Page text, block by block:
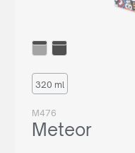
320 ml
M476
Meteor